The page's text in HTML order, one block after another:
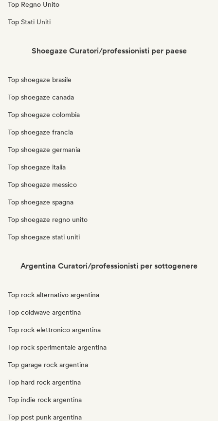
Top Regno Unito
Top Stati Uniti
Shoegaze Curatori/professionisti per paese
Top shoegaze brasile
Top shoegaze canada
Top shoegaze colombia
Top shoegaze francia
Top shoegaze germania
Top shoegaze italia
Top shoegaze messico
Top shoegaze spagna
Top shoegaze regno unito
Top shoegaze stati uniti
Argentina Curatori/professionisti per sottogenere
Top rock alternativo argentina
Top coldwave argentina
Top rock elettronico argentina
Top rock sperimentale argentina
Top garage rock argentina
Top hard rock argentina
Top indie rock argentina
Top post punk argentina